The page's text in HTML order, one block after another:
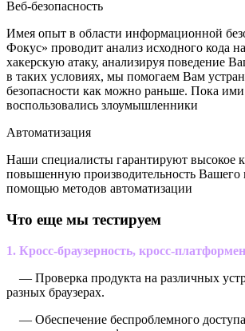
Веб-безопасность
Имея опыт в области информационной
Фокус» проводит анализ исходного кода
хакерскую атаку, анализируя поведение
в таких условиях, мы помогаем Вам
безопасности как можно раньше. Пока
воспользовались злоумышленники
Автоматизация
Наши специалисты гарантируют высокое
повышенную производительность Вашего
помощью методов автоматизации
Что еще мы тестируем
1. Кросс-браузерность, кросс-
— Проверка продукта на различных
разных браузерах.
— Обеспечение беспроблемного доступа